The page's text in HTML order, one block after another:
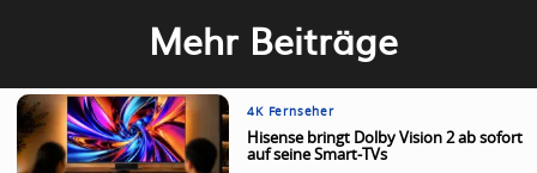
Mehr Beiträge
4K Fernseher
Hisense bringt Dolby Vision 2 ab sofort
auf seine Smart-TVs